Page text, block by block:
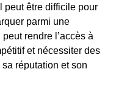
peut être difficile pour
parmi une
rendre l’accès à
et nécessiter des
réputation et son